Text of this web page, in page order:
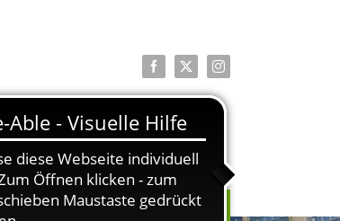
Facebook
X Instagram